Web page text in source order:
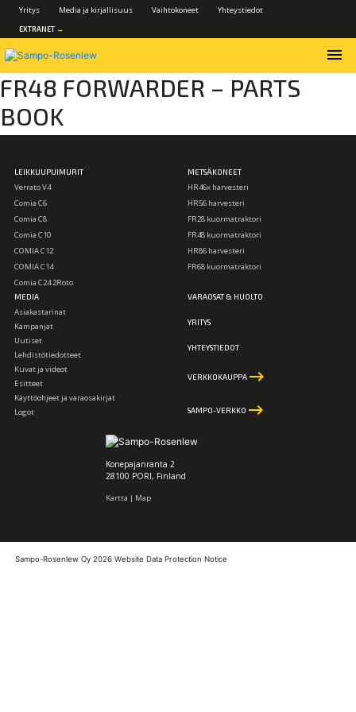
Yritys Media ja kirjallisuus Vaihtokoneet Yhteystiedot
EXTRANET →
menu
FR48 FORWARDER – PARTS
BOOK
LEIKKUUPUIMURIT
Verrato V4
Comia C6
Comia C8
Comia C10
COMIA C12
COMIA C14
Comia C24 2Roto
METSÄKONEET
HR46x harvesteri
HR56 harvesteri
FR28 kuormatraktori
FR48 kuormatraktori
HR86 harvesteri
FR68 kuormatraktori
MEDIA
Asiakastarinat
Kampanjat
Uutiset
Lehdistötiedotteet
Kuvat ja videot
Esitteet
Käyttöohjeet ja varaosakirjat
Logot
VARAOSAT & HUOLTO
YRITYS
YHTEYSTIEDOT
VERKKOKAUPPA keyboard_backspace
SAMPO-VERKKO keyboard_backspace
Konepajanranta 2
28100 PORI, Finland
Kartta | Map
Sampo-Rosenlew Oy 2026 Website Data Protection Notice